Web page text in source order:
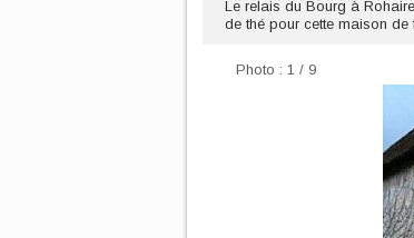
Le relais du Bourg à
de thé pour cette maison de
Photo : 1 / 9